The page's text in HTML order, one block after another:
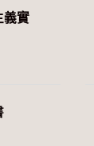
義實